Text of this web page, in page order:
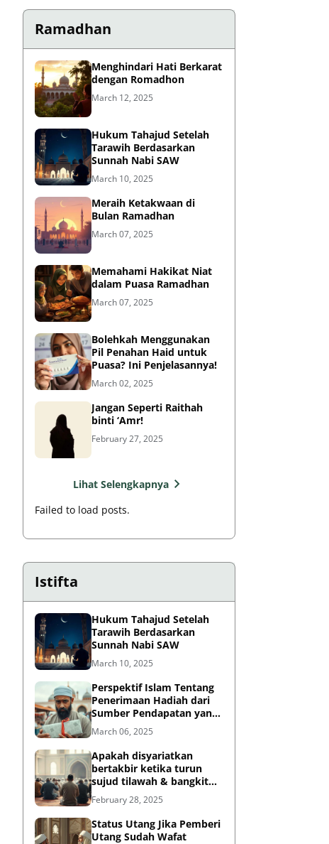
Ramadhan
Menghindari Hati Berkarat
dengan Romadhon
March 12, 2025
Hukum Tahajud Setelah
Tarawih Berdasarkan
Sunnah Nabi SAW
March 10, 2025
Meraih Ketakwaan di
Bulan Ramadhan
March 07, 2025
Memahami Hakikat Niat
dalam Puasa Ramadhan
March 07, 2025
Bolehkah Menggunakan
Pil Penahan Haid untuk
Puasa? Ini Penjelasannya!
March 02, 2025
Jangan Seperti Raithah
binti ‘Amr!
February 27, 2025
Lihat Selengkapnya
Failed to load posts.
Istifta
Hukum Tahajud Setelah
Tarawih Berdasarkan
Sunnah Nabi SAW
March 10, 2025
Perspektif Islam Tentang
Penerimaan Hadiah dari
Sumber Pendapatan yang
Tidak Halal
March 06, 2025
Apakah disyariatkan
bertakbir ketika turun
sujud tilawah & bangkit
dari sujud tilawah yang
dilakukan dalam shalat?
February 28, 2025
Status Utang Jika Pemberi
Utang Sudah Wafat